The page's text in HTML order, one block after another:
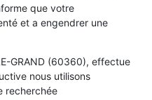
que votre
et a engendrer une
GRAND (60360), effectue
nous utilisons
recherchée